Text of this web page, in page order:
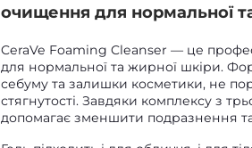
очищення для нормальної
CeraVe Foaming Cleanser — це
для нормальної та жирної шкіри.
себуму та залишки косметики, не
стягнутості. Завдяки комплексу з
допомагає зменшити подразнення